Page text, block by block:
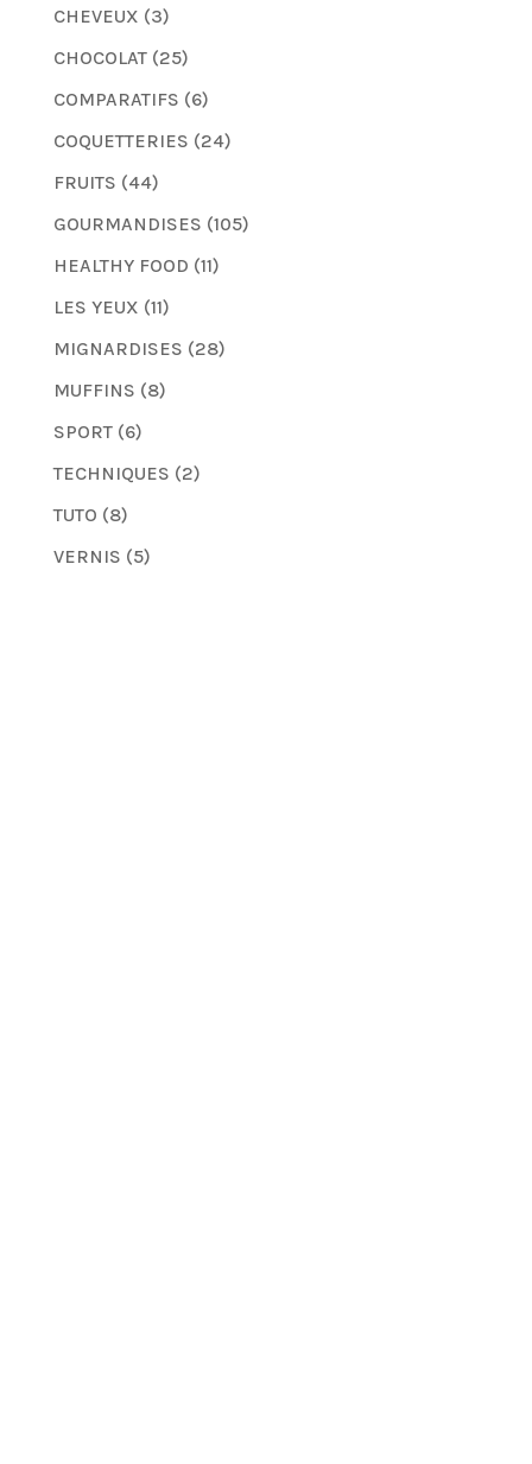
CHEVEUX (3)
CHOCOLAT(25)
COMPARATIFS (6)
COQUETTERIES (24)
FRUITS (44)
GOURMANDISES (105)
HEALTHY FOOD (11)
LES YEUX (11)
MIGNARDISES (28)
MUFFINS (8)
SPORT(6)
TECHNIQUES (2)
TUTO (8)
VERNIS (5)